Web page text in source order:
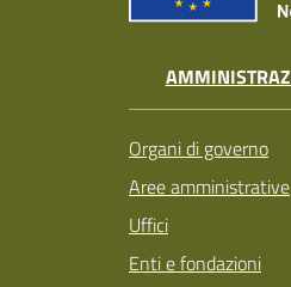
Organi di governo
Aree amministrative
Uffici
Enti e fondazioni